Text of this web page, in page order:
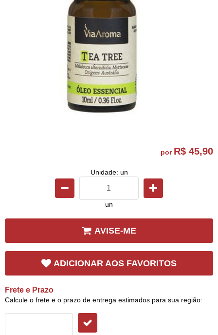
por R$ 45,90
Unidade: un
un
AVISE-ME
ADICIONAR AOS FAVORITOS
Frete e Prazo
Calcule o frete e o prazo de entrega estimados para sua região: